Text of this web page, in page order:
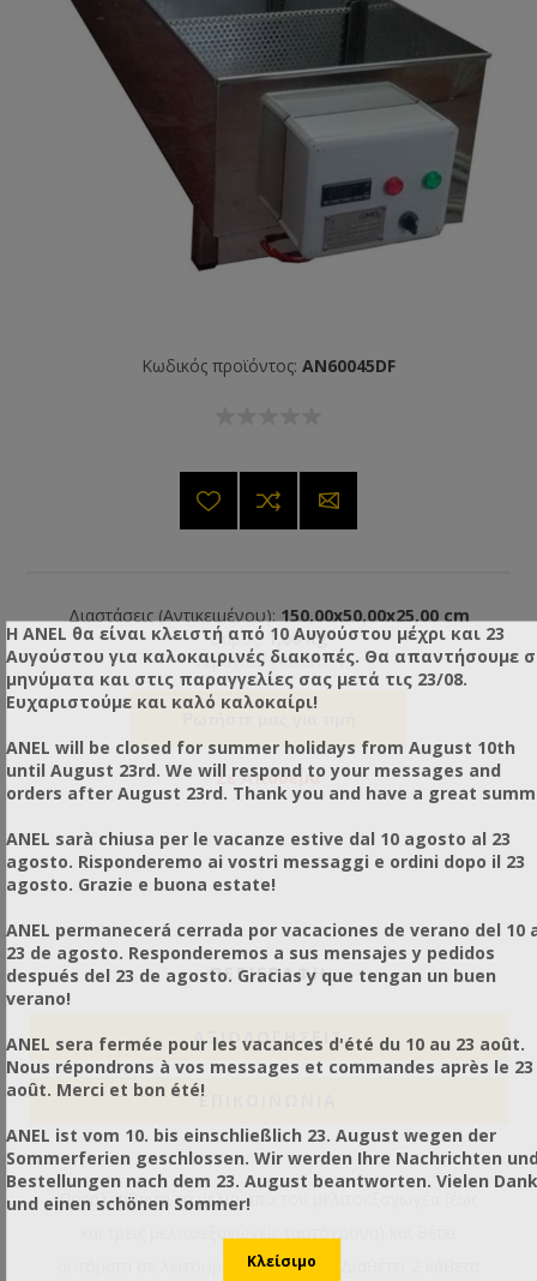
Κωδικός προϊόντος: AN60045DF
Διαστάσεις (Αντικειμένου): 150,00x50,00x25,00 cm
Βάρος: 1,00 Kg
Τεμάχια / Πακέτο: 1
Σε Απόθεμα
ΠΕΡΙΓΡΑΦΗ
ΑΞΙΟΛΟΓΉΣΕΙΣ
ΕΠΙΚΟΙΝΩΝΙΑ
Παραλαμβάνει τα μέλια από τον μελιτοεξαγωγέα (έως
και τρεις μελιτοεξαγωγείς ταυτόχρονα) και θέτει
αυτόματα σε λειτουργία την αντλία. Διαθέτει 2 κάθετα
Η ANEL θα είναι κλειστή από 10 Αυγούστου μέχρι και 23
Αυγούστου για καλοκαιρινές διακοπές. Θα απαντήσουμε
μηνύματα και στις παραγγελίες σας μετά τις 23/08.
Ευχαριστούμε και καλό καλοκαίρι!
ANEL will be closed for summer holidays from August 10th
until August 23rd. We will respond to your messages and
orders after August 23rd. Thank you and have a great
ANEL sarà chiusa per le vacanze estive dal 10 agosto al 23
agosto. Risponderemo ai vostri messaggi e ordini dopo il 23
agosto. Grazie e buona estate!
ANEL permanecerá cerrada por vacaciones de verano del 10
23 de agosto. Responderemos a sus mensajes y pedidos
después del 23 de agosto. Gracias y que tengan un buen
verano!
ANEL sera fermée pour les vacances d'été du 10 au 23 août.
Nous répondrons à vos messages et commandes après le 23
août. Merci et bon été!
ANEL ist vom 10. bis einschließlich 23. August wegen der
Sommerferien geschlossen. Wir werden Ihre Nachrichten
Bestellungen nach dem 23. August beantworten. Vielen Dank
und einen schönen Sommer!